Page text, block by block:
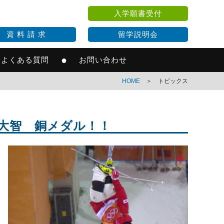
入学願書受付
留学説明会
資 料 請 求
よくある質問 ● お問い合わせ
HOME ＞ トピックス
智 銅メダル！！